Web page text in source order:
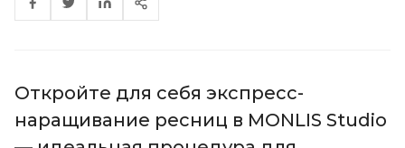
Откройте для себя экспресс-
наращивание ресниц в MONLIS Studio